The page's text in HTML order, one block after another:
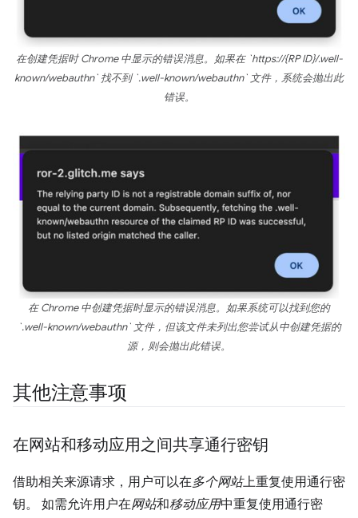
在创建凭据时 Chrome 中显示的错误消息。如果在 `https://{RP ID}/.well-
known/webauthn` 找不到 `.well-known/webauthn` 文件，系统会抛出此
错误。
在 Chrome 中创建凭据时显示的错误消息。如果系统可以找到您的
`.well-known/webauthn` 文件，但该文件未列出您尝试从中创建凭据的
源，则会抛出此错误。
其他注意事项
在网站和移动应用之间共享通行密钥
借助相关来源请求，用户可以在多个网站上重复使用通行密
钥。 如需允许用户在网站和移动应用中重复使用通行密